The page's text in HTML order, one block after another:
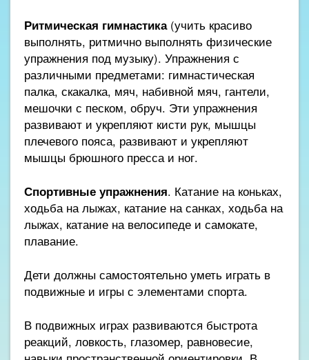
Ритмическая гимнастика(учить красиво
выполнять, ритмично выполнять физические
упражнения под музыку). Упражнения с
различными предметами: гимнастическая
палка, скакалка, мяч, набивной мяч, гантели,
мешочки с песком, обруч. Эти упражнения
развивают и укрепляют кисти рук, мышцы
плечевого пояса, развивают и укрепляют
мышцы брюшного пресса и ног.
Спортивные упражнения. Катание на коньках,
ходьба на лыжах, катание на санках, ходьба на
лыжах, катание на велосипеде и самокате,
плавание.
Дети должны самостоятельно уметь играть в
подвижные и игры с элементами спорта.
В подвижных играх развиваются быстрота
реакций, ловкость, глазомер, равновесие,